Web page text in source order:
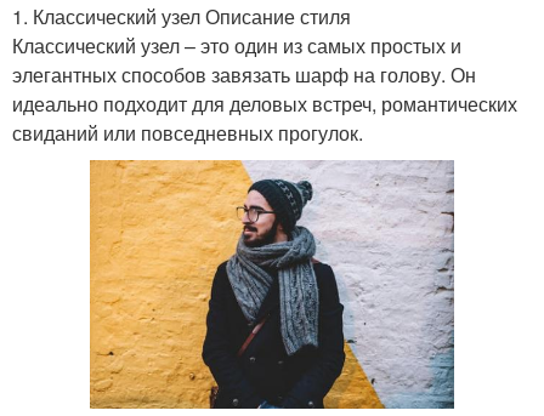
1. Классический узел Описание стиля
Классический узел – это один из самых простых и
элегантных способов завязать шарф на голову. Он
идеально подходит для деловых встреч, романтических
свиданий или повседневных прогулок.